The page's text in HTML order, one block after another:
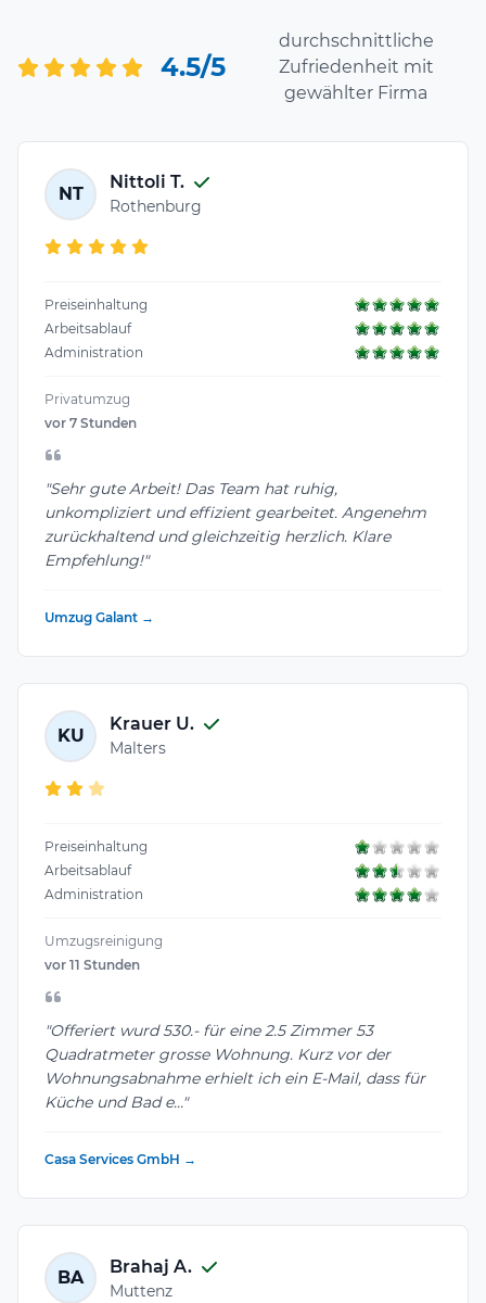
4.5/5
durchschnittliche
Zufriedenheit mit
gewählter Firma
NT
Nittoli T.
Rothenburg
Preiseinhaltung
Arbeitsablauf
Administration
Privatumzug
vor 7 Stunden
"Sehr gute Arbeit! Das Team hat ruhig,
unkompliziert und effizient gearbeitet. Angenehm
zurückhaltend und gleichzeitig herzlich. Klare
Empfehlung!"
Umzug Galant →
KU
Krauer U.
Malters
Preiseinhaltung
Arbeitsablauf
Administration
Umzugsreinigung
vor 11 Stunden
"Offeriert wurd 530.- für eine 2.5 Zimmer 53
Quadratmeter grosse Wohnung. Kurz vor der
Wohnungsabnahme erhielt ich ein E-Mail, dass für
Küche und Bad e..."
Casa Services GmbH →
BA
Brahaj A.
Muttenz